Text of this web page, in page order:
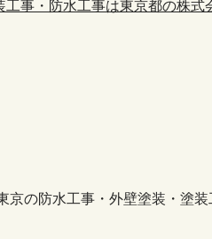
事・防水工事は東京都の株式
京の防水工事・外壁塗装・塗装